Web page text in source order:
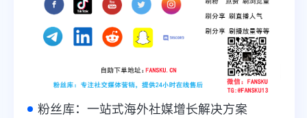
粉丝库：一站式海外社媒增长解决方案